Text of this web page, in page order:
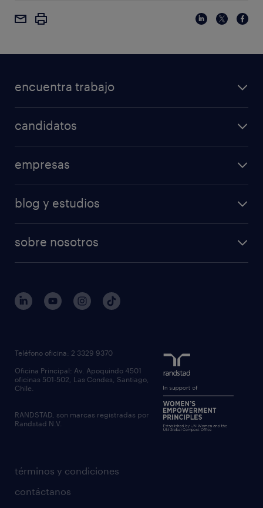
encuentra trabajo
candidatos
empresas
blog y estudios
sobre nosotros
términos y condiciones
contáctanos
Teléfono oficina: 2 3329 9370
Oficina Principal: Av. Apoquindo 4501
oficinas 501-502, Las Condes, Santiago,
Chile.
RANDSTAD, son marcas registradas por
Randstad N.V.